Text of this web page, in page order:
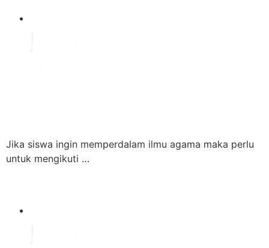
Jika siswa ingin memperdalam ilmu agama maka perlu
untuk mengikuti …